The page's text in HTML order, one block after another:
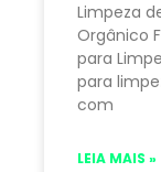
Limpeza
Orgânico
para
para
com
LEIA MAIS »